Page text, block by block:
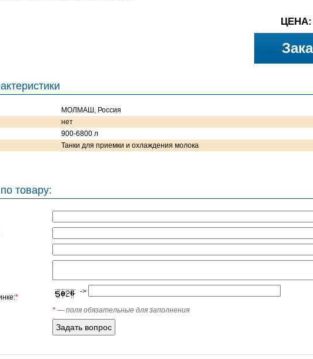
ЦЕНА:
МОЛМАШ, Россия
нет
900-6800 л
Танки для приемки и охлаждения молока
товару:
*
->
*— поля обязательные для заполнения